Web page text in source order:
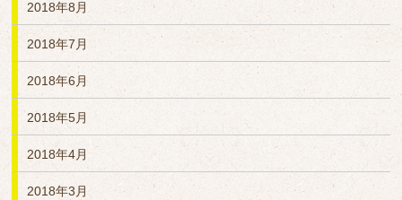
2018年8月
2018年7月
2018年6月
2018年5月
2018年4月
2018年3月